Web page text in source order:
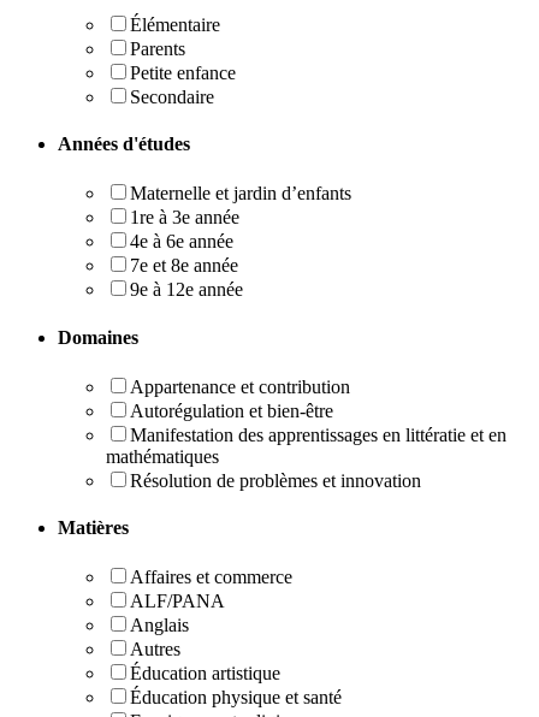
Élémentaire
Parents
Petite enfance
Secondaire
Années d'études
Maternelle et jardin d’enfants
1re à 3e année
4e à 6e année
7e et 8e année
9e à 12e année
Domaines
Appartenance et contribution
Autorégulation et bien-être
Manifestation des apprentissages en littératie et en
mathématiques
Résolution de problèmes et innovation
Matières
Affaires et commerce
ALF/PANA
Anglais
Autres
Éducation artistique
Éducation physique et santé